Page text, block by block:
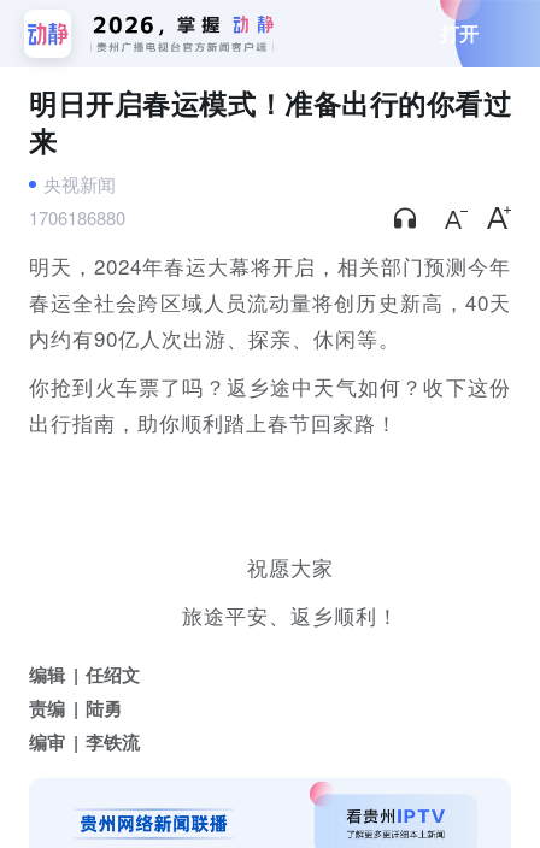
打开
明日开启春运模式！准备出行的你看过
来
央视新闻
1706186880
明天，2024年春运大幕将开启，相关部门预测今年
春运全社会跨区域人员流动量将创历史新高，40天
内约有90亿人次出游、探亲、休闲等。
你抢到火车票了吗？返乡途中天气如何？收下这份
出行指南，助你顺利踏上春节回家路！
祝愿大家
旅途平安、返乡顺利！
编辑
任绍文
责编
陆勇
编审
李铁流